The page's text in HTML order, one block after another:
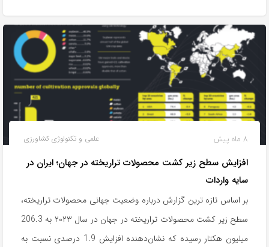
علمی و تکنولوژی کشاورزی 8 ماه پیش
افزایش سطح زیر کشت محصولات تراریخته در جهان؛ ایران در
سایه واردات
بر اساس تازه ترین گزارش درباره وضعیت جهانی محصولات تراریخته،
سطح زیر کشت محصولات تراریخته در جهان در سال ۲۰۲۳ به 206.3
میلیون هکتار رسیده که نشان‌دهنده افزایش 1.9 درصدی نسبت به